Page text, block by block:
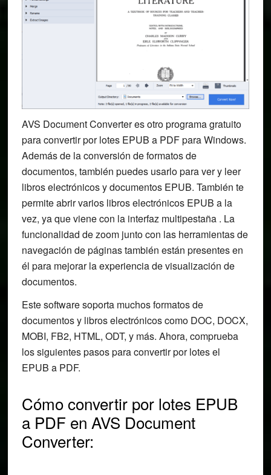
AVS Document Converter es otro programa gratuito
para convertir por lotes EPUB a PDF para Windows.
Además de la conversión de formatos de
documentos, también puedes usarlo para ver y leer
libros electrónicos y documentos EPUB. También te
permite abrir varios libros electrónicos EPUB a la
vez, ya que viene con la interfaz multipestaña . La
funcionalidad de zoom junto con las herramientas de
navegación de páginas también están presentes en
él para mejorar la experiencia de visualización de
documentos.
Este software soporta muchos formatos de
documentos y libros electrónicos como DOC, DOCX,
MOBI, FB2, HTML, ODT, y más. Ahora, comprueba
los siguientes pasos para convertir por lotes el
EPUB a PDF.
Cómo convertir por lotes EPUB
a PDF en AVS Document
Converter: